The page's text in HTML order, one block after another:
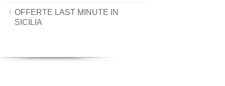
OFFERTE LAST MINUTE IN
SICILIA